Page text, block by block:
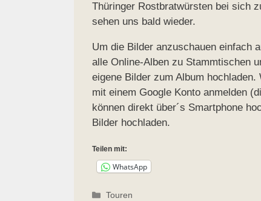
Thüringer Rostbratwürsten bei sich
sehen uns bald wieder.
Um die Bilder anzuschauen einfach
alle Online-Alben zu Stammtischen
eigene Bilder zum Album
mit einem Google Konto anmelden
können direkt über´s Smartphone
Bilder hochladen.
Teilen mit:
WhatsApp
Kategorien
Touren